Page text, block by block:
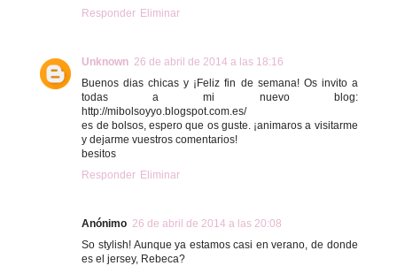
Responder Eliminar
Unknown 26 de abril de 2014 a las 18:16
Buenos dias chicas y ¡Feliz fin de semana! Os invito a
todas a mi nuevo blog:
http://mibolsoyyo.blogspot.com.es/
es de bolsos, espero que os guste. ¡animaros a visitarme
y dejarme vuestros comentarios!
besitos
Responder Eliminar
Anónimo 26 de abril de 2014 a las 20:08
So stylish! Aunque ya estamos casi en verano, de donde
es el jersey, Rebeca?